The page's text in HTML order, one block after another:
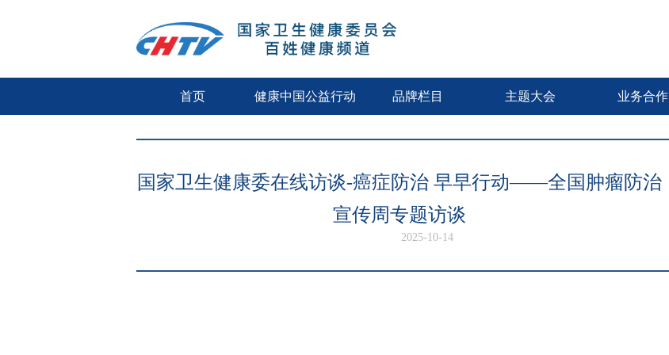
首页 健康中国公益行动 品牌栏目 主题大会 业务合作
国家卫生健康委在线访谈-癌症防治 早早行动——全国肿瘤防治
宣传周专题访谈
2025-10-14